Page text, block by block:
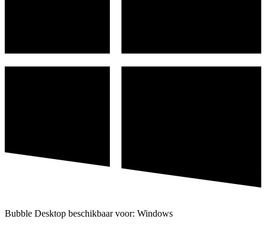
Bubble Desktop beschikbaar voor: Windows